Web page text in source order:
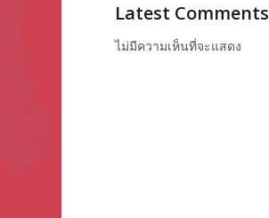
Latest Comments
ไม่มีความเห็นที่จะแสดง